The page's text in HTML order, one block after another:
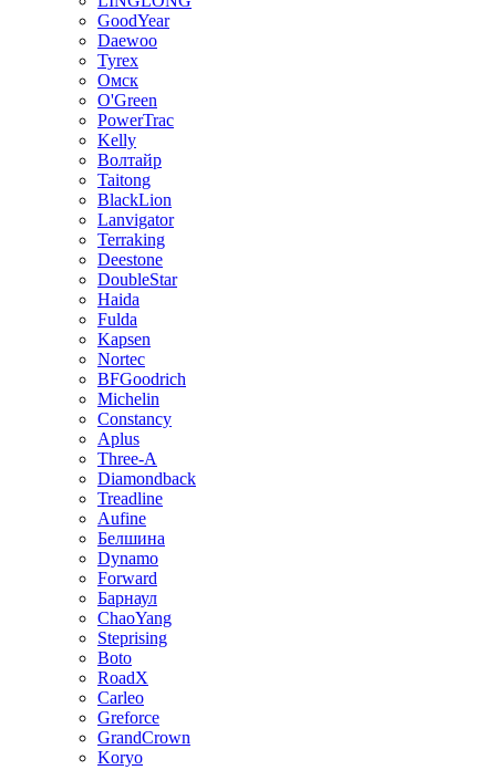
GoodYear
Daewoo
Tyrex
Омск
O'Green
PowerTrac
Kelly
Волтайр
Taitong
BlackLion
Lanvigator
Terraking
Deestone
DoubleStar
Haida
Fulda
Kapsen
Nortec
BFGoodrich
Michelin
Constancy
Aplus
Three-A
Diamondback
Treadline
Aufine
Белшина
Dynamo
Forward
Барнаул
ChaoYang
Steprising
Boto
RoadX
Carleo
Greforce
GrandCrown
Koryo